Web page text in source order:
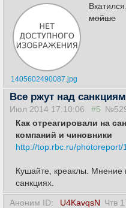
1405602490087.jpg
Вкатился.
мойше
Все ржут над
Июл 2014 17:10:06
#5
Как отреагировали на
компаний и чиновники
http://top.rbc.ru/
Кушайте, креаклы. Мнение
санкциях.
Аноним ID: U4KavqsN Чтв